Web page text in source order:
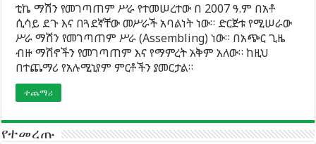
ቲኬ ማሽን የመገጣጠም ሥራ የተመሠረተው በ 2007 ዓ.ም በአቶ
ሲሳይ ደጉ እና በጓደኛቸው መሥራች አባልነት ነው። ድርጅቱ የሚሠራው
ሥራ ማሽን የመገጣጠም ሥራ (Assembling) ነው። በአጭር ጊዜ
ብዙ ማሽኖችን የመገጣጠም እና የማምረት አቅም አለው። ከዚህ
በተጨማሪ የአሉሚኒየም ምርቶችን ያመርታል።
ተጨማሪ
የተመረጡ